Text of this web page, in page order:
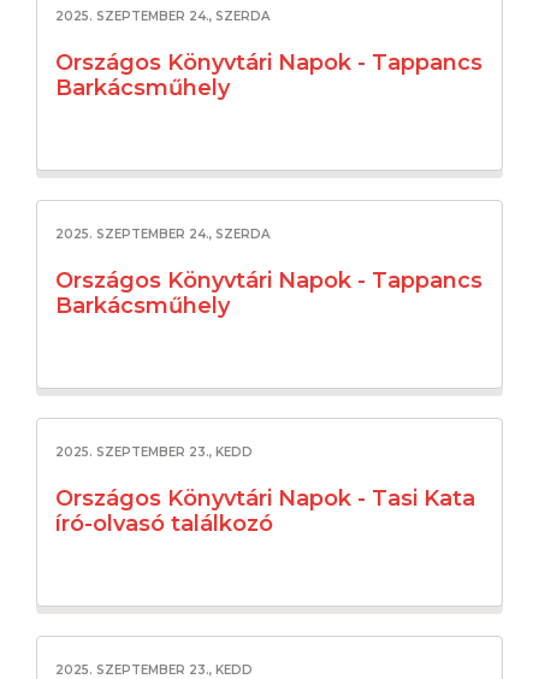
2025. SZEPTEMBER 24., SZERDA
Országos Könyvtári Napok - Tappancs
Barkácsműhely
2025. SZEPTEMBER 24., SZERDA
Országos Könyvtári Napok - Tappancs
Barkácsműhely
2025. SZEPTEMBER 23., KEDD
Országos Könyvtári Napok - Tasi Kata
író-olvasó találkozó
2025. SZEPTEMBER 23., KEDD